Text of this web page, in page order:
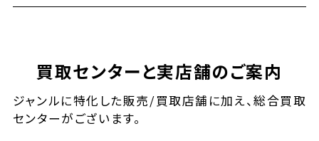
買取センターと実店舗のご案内
ジャンルに特化した販売/買取店舗に加え、総合買取
センターがございます。